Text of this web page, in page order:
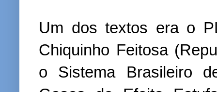
Um dos textos era o
Chiquinho Feitosa
o Sistema Brasileiro